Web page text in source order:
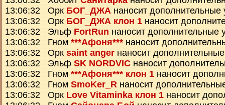
13:06:32 Орк БОГ_ДЖА наносит дополнительные
13:06:32 Орк БОГ_ДЖА клон 1 наносит
13:06:32 Эльф FortRun наносит дополнительные
13:06:32 Гном ***Афоня*** наносит
13:06:32 Орк saint anger наносит
13:06:32 Эльф SK NORDVIC наносит
13:06:32 Гном ***Афоня*** клон 1 наносит
13:06:32 Гном SmoKer_R наносит
13:06:32 Орк Love Vitaminka клон 1 наносит